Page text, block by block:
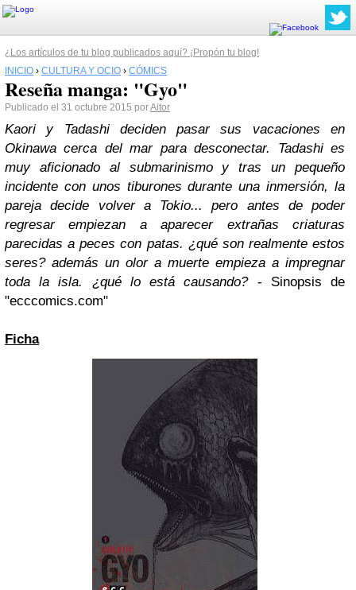
¿Los artículos de tu blog publicados aquí? ¡Propón tu blog!
INICIO › CULTURA Y OCIO › CÓMICS
Reseña manga: "Gyo"
Publicado el 31 octubre 2015 porAitor
Kaori y Tadashi deciden pasar sus vacaciones en
Okinawa cerca del mar para desconectar. Tadashi es
muy aficionado al submarinismo y tras un pequeño
incidente con unos tiburones durante una inmersión, la
pareja decide volver a Tokio... pero antes de poder
regresar empiezan a aparecer extrañas criaturas
parecidas a peces con patas. ¿qué son realmente estos
seres? además un olor a muerte empieza a impregnar
toda la isla. ¿qué lo está causando? - Sinopsis de
"ecccomics.com"
Ficha